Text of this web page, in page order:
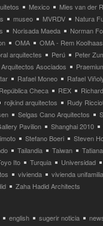
Mexico Mies van der
museo MVRDV Natura
Norisada Maeda Norman
OMA OMA - Rem Koolhaas
arquitectes Perú Peter
Asociados
Rafael Moneo Rafael
República Checa REX
rojkind arquitectos Rudy
Selgas Cano Arquitectos
Pavilion Shanghai 2010
Stefano Boeri Steven
Tailandia Taiwan
Ito Turquia Universidad
vivienda vivienda
Zaha Hadid Architects
english sugerir noticia